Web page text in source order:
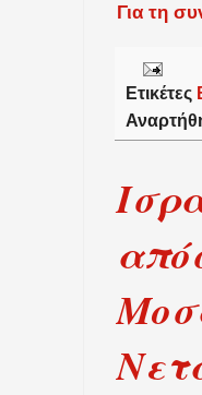
Για τη
Ετικέτες